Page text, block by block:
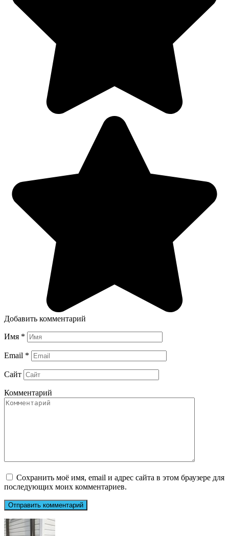
Добавить комментарий
Имя *
Email *
Сайт
Комментарий
Сохранить моё имя, email и адрес сайта в этом браузере для
последующих моих комментариев.